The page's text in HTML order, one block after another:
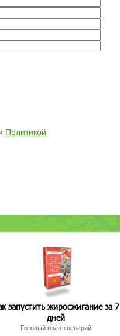
Политикой
запустить жиросжигание за 7
дней
Готовый план-сценарий